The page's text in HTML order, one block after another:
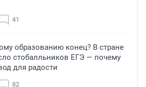
41
образованию конец? В стране
стобалльников ЕГЭ — почему
для радости
82